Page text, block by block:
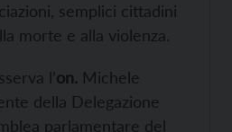
semplici cittadini
morte e alla violenza.
l’on. Michele
della Delegazione
parlamentare del